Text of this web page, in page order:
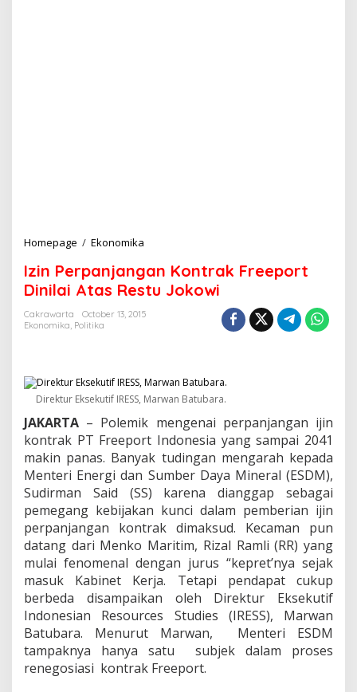
Homepage / Ekonomika
i
n
P
e
j
a
g
a
n
K
o
n
t
r
a
k
F
r
e
e
p
t
Izin Perpanjangan Kontrak Freeport
Dinilai Atas Restu Jokowi
Cakrawarta
October 13, 2015
Ekonomika, Politika
Direktur Eksekutif IRESS, Marwan Batubara.
JAKARTA – Polemik mengenai perpanjangan ijin
kontrak PT Freeport Indonesia yang sampai 2041
makin panas. Banyak tudingan mengarah kepada
Menteri Energi dan Sumber Daya Mineral (ESDM),
Sudirman Said (SS) karena dianggap sebagai
pemegang kebijakan kunci dalam pemberian ijin
perpanjangan kontrak dimaksud. Kecaman pun
datang dari Menko Maritim, Rizal Ramli (RR) yang
mulai fenomenal dengan jurus “kepret’nya sejak
masuk Kabinet Kerja. Tetapi pendapat cukup
berbeda disampaikan oleh Direktur Eksekutif
Indonesian Resources Studies (IRESS), Marwan
Batubara. Menurut Marwan, Menteri ESDM
tampaknya hanya satu subjek dalam proses
renegosiasi kontrak Freeport.